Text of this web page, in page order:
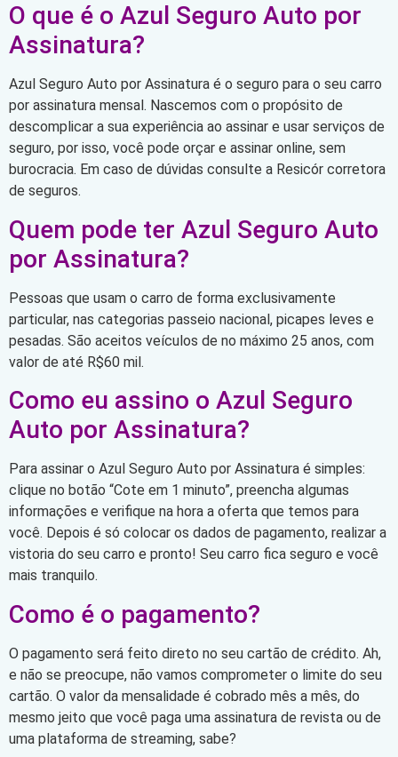
O que é o Azul Seguro Auto por
Assinatura?
Azul Seguro Auto por Assinatura é o seguro para o seu carro
por assinatura mensal. Nascemos com o propósito de
descomplicar a sua experiência ao assinar e usar serviços de
seguro, por isso, você pode orçar e assinar online, sem
burocracia. Em caso de dúvidas consulte a Resicór corretora
de seguros.
Quem pode ter Azul Seguro Auto
por Assinatura?
Pessoas que usam o carro de forma exclusivamente
particular, nas categorias passeio nacional, picapes leves e
pesadas. São aceitos veículos de no máximo 25 anos, com
valor de até R$60 mil.
Como eu assino o Azul Seguro
Auto por Assinatura?
Para assinar o Azul Seguro Auto por Assinatura é simples:
clique no botão “Cote em 1 minuto”, preencha algumas
informações e verifique na hora a oferta que temos para
você. Depois é só colocar os dados de pagamento, realizar a
vistoria do seu carro e pronto! Seu carro fica seguro e você
mais tranquilo.
Como é o pagamento?
O pagamento será feito direto no seu cartão de crédito. Ah,
e não se preocupe, não vamos comprometer o limite do seu
cartão. O valor da mensalidade é cobrado mês a mês, do
mesmo jeito que você paga uma assinatura de revista ou de
uma plataforma de streaming, sabe?